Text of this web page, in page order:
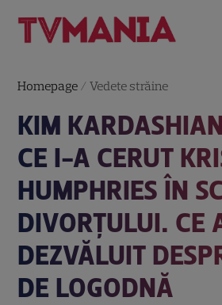
Homepage /Vedete străine
KIM
CE I-A CERUT
HUMPHRIES ÎN
DIVORȚULUI. CE
DEZVĂLUIT
DE LOGODNĂ